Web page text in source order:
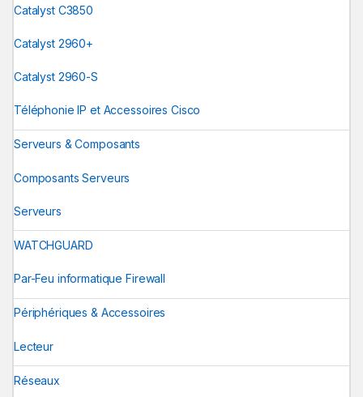
Catalyst C3850
Catalyst 2960+
Catalyst 2960-S
Téléphonie IP et Accessoires Cisco
Serveurs & Composants
Composants Serveurs
Serveurs
WATCHGUARD
Par-Feu informatique Firewall
Périphériques & Accessoires
Lecteur
Réseaux